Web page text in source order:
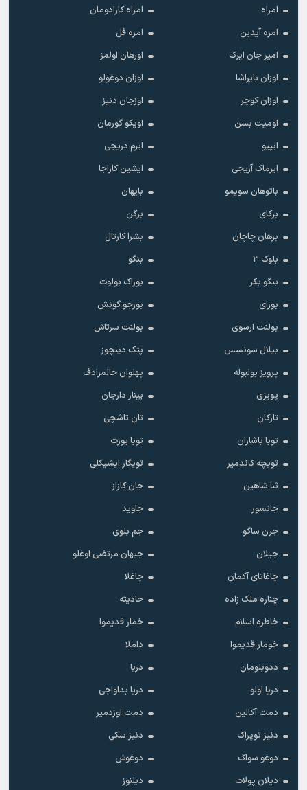
امراه
امراه کارادومان
امره آیدین
امره فل
امیر جان ایرک
اورهان اولمز
اوزان بایراشا
اوزان دوغولو
اوزان کوچر
اوزجان دنیز
اومیت بسن
اویکو گورمان
ایپیو
ایرم دریجی
ایرماک آریجی
ایشین کاراجا
باتوهان سویمو
بایهان
برکای
برگن
برهان چاچان
بشرا کارتال
بلوک 3
بنگو
بنگو بکر
بوراک بولوت
بورای
بورجو گونش
بولنت ارسوی
بولنت سرتاش
بیلال سونسس
پتک دینچوز
پرویز بولبوله
پهلوان حالمرادف
پویزی
پینار دارجان
تارکان
تان تاشچی
توبا باشاران
توبا یورت
تویچه کاندمیر
تویگار ایشیکلی
ثنا شاهین
جان کازاز
جانسور
جاوید
جرن ساگو
جم بلوی
جیلان
جیهان مرتضی اوغلو
چاغاتای آکمان
چاغلا
چناره ملک زاده
حادیثه
خاطره اسلام
خمار قدیموا
خومار قدیموا
داملا
ددوبلومان
دریا
دریا اولو
دریا بداواجی
دمت آکالین
دمت اوزدمیر
دنیز توپراک
دنیز سکی
دوغو سواگ
دوغوش
دیلان پولات
دیلنوز